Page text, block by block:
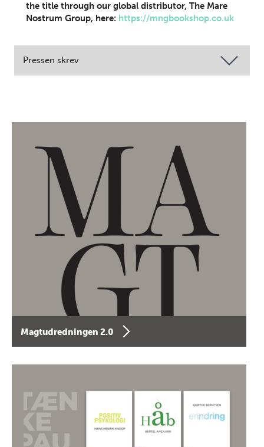
the title through our global distributor, The Mare
Nostrum Group, here: https://mngbookshop.co.uk
Pressen skrev
Magtudredningen 2.0